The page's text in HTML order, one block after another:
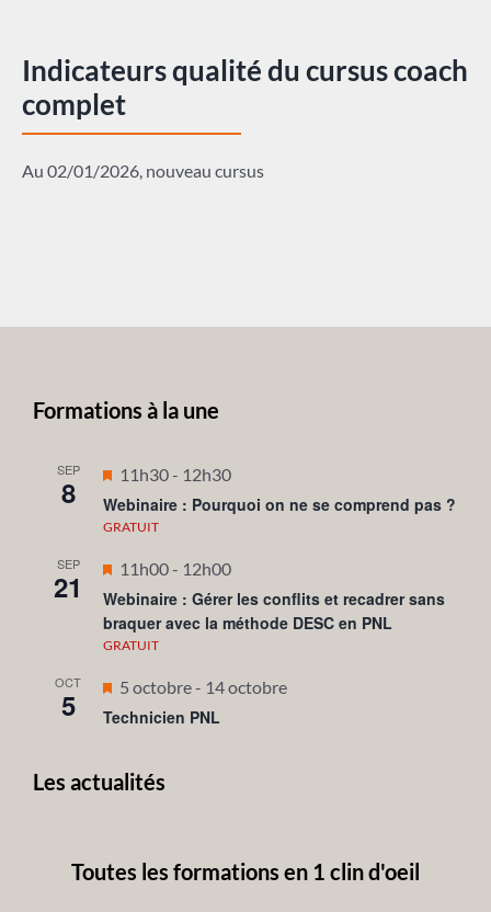
Indicateurs qualité du cursus coach
complet
Au 02/01/2026, nouveau cursus
Formations à la une
SEP
8
Mis
en
avant
11h30- 12h30
Webinaire : Pourquoi on ne se comprend pas ?
GRATUIT
SEP
21
Mis
en
avant
11h00- 12h00
Webinaire : Gérer les conflits et recadrer sans
braquer avec la méthode DESC en PNL
GRATUIT
OCT
5
Mis
en
5 octobre- 14 octobre
Technicien PNL
Les actualités
Toutes les formations en 1 clin d'oeil